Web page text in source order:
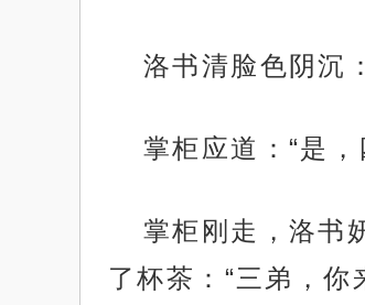
洛书清脸色阴沉
掌柜应道：“是，
掌柜刚走，洛书
了杯茶：“三弟，